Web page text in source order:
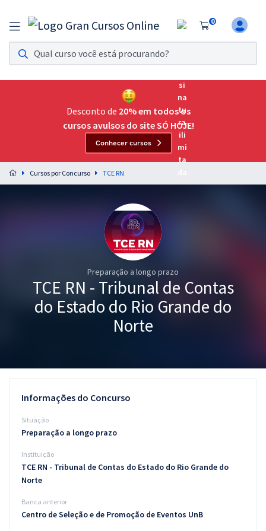
0
Assinatura Ilimitada 11
Acesso a todos os cursos. Teste grátis por 7 dias!
Assinatura OAB Até Passar
Acesso ilimitado a toda preparação para o Exame da
Preparação completa e intensiva para as principais
residências em saúde do Brasil
Graduação
Blog
Aprovados
Desconto de 20% em todos os
cursos avulsos do site SÓ HOJE!
Conhecer cursos
Cursos por Concurso TCE RN
Preparação a longo prazo
TCE RN - Tribunal de Contas
do Estado do Rio Grande do
Norte
Informações do Concurso
Situação
Preparação a longo prazo
Instituição
TCE RN - Tribunal de Contas do Estado do Rio Grande do
Norte
Banca anterior
Centro de Seleção e de Promoção de Eventos UnB